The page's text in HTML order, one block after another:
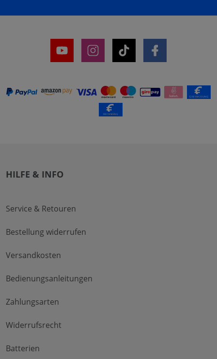
HILFE & INFO
Service & Retouren
Bestellung widerrufen
Versandkosten
Bedienungsanleitungen
Zahlungsarten
Widerrufsrecht
Batterien